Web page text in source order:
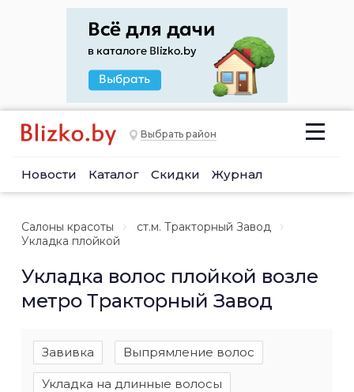
Выбрать район
Новости Каталог Скидки Журнал
Салоны красоты
ст.м. Тракторный Завод
Укладка плойкой
Укладка волос плойкой возле
метро Тракторный Завод
Завивка Выпрямление волос
Укладка на длинные волосы